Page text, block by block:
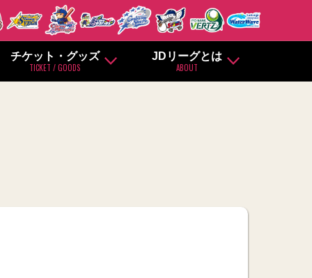
チケット・グッズ
TICKET / GOODS
JDリーグとは
ABOUT